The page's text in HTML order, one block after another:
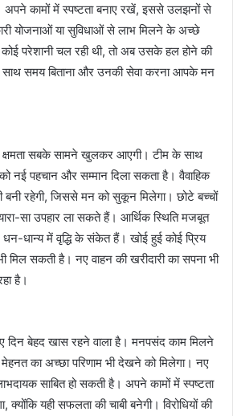
कामों में स्पष्टता बनाए रखें, इससे उलझनों से
योजनाओं या सुविधाओं से लाभ मिलने के अच्छे
परेशानी चल रही थी, तो अब उसके हल होने की
साथ समय बिताना और उनकी सेवा करना आपके मन
सबके सामने खुलकर आएगी। टीम के साथ
नई पहचान और सम्मान दिला सकता है। वैवाहिक
रहेगी, जिससे मन को सुकून मिलेगा। छोटे बच्चों
सा उपहार ला सकते हैं। आर्थिक स्थिति मजबूत
धान्य में वृद्धि के संकेत हैं। खोई हुई कोई प्रिय
मिल सकती है। नए वाहन की खरीदारी का सपना भी
है।
दिन बेहद खास रहने वाला है। मनपसंद काम मिलने
का अच्छा परिणाम भी देखने को मिलेगा। नए
साबित हो सकती है। अपने कामों में स्पष्टता
क्योंकि यही सफलता की चाबी बनेगी। विरोधियों की